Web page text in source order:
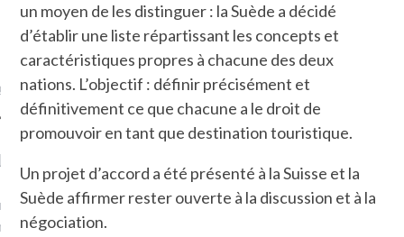
MOI SUR
TWITTER
@Isa_Monrozier
ARCACHON
je t'aime, my little bassin
un moyen de les distinguer : la Suède a décidé
d’établir une liste répartissant les concepts et
caractéristiques propres à chacune des deux
nations. L’objectif : définir précisément et
définitivement ce que chacune a le droit de
promouvoir en tant que destination touristique.
Un projet d’accord a été présenté à la Suisse et la
Suède affirmer rester ouverte à la discussion et à la
négociation.